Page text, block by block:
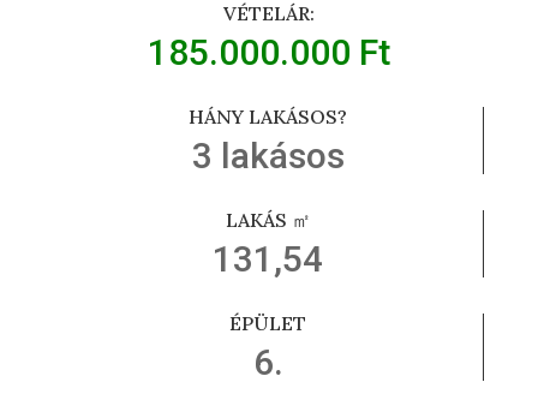
VÉTELÁR:
185.000.000 Ft
HÁNY LAKÁSOS?
3 lakásos
LAKÁS ㎡
131,54
ÉPÜLET
6.